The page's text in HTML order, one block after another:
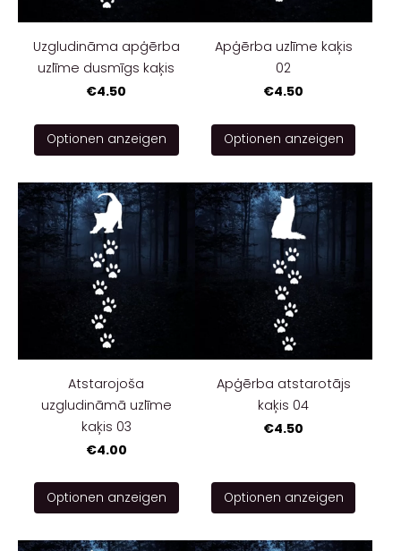
Uzgludināma apģērba
uzlīme dusmīgs kaķis
€4.50
Optionen anzeigen
Apģērba uzlīme kaķis
02
€4.50
Optionen anzeigen
Atstarojoša
uzgludināmā uzlīme
kaķis 03
€4.00
Optionen anzeigen
Apģērba atstarotājs
kaķis 04
€4.50
Optionen anzeigen